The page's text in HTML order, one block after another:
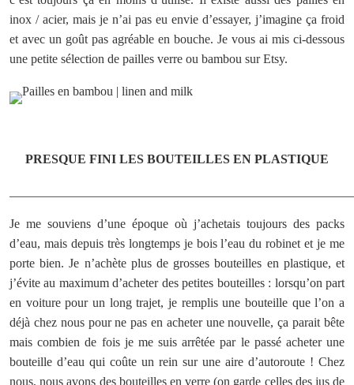
inox / acier, mais je n’ai pas eu envie d’essayer, j’imagine ça froid
et avec un goût pas agréable en bouche. Je vous ai mis ci-dessous
une petite sélection de pailles verre ou bambou sur Etsy.
PRESQUE FINI LES BOUTEILLES EN PLASTIQUE
Je me souviens d’une époque où j’achetais toujours des packs
d’eau, mais depuis très longtemps je bois l’eau du robinet et je me
porte bien. Je n’achète plus de grosses bouteilles en plastique, et
j’évite au maximum d’acheter des petites bouteilles : lorsqu’on part
en voiture pour un long trajet, je remplis une bouteille que l’on a
déjà chez nous pour ne pas en acheter une nouvelle, ça parait bête
mais combien de fois je me suis arrêtée par le passé acheter une
bouteille d’eau qui coûte un rein sur une aire d’autoroute ! Chez
nous, nous avons des bouteilles en verre (on garde celles des jus de